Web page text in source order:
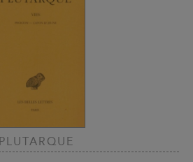
PLUTARQUE